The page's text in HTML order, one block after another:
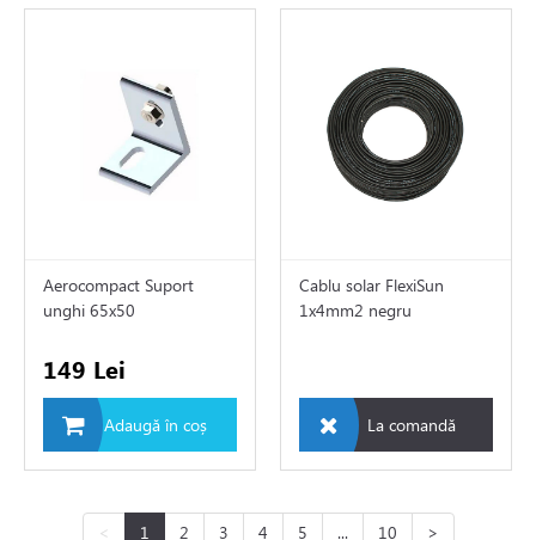
Aerocompact Suport
unghi 65x50
149 Lei
Adaugă în coș
Cablu solar FlexiSun
1x4mm2 negru
La comandă
< 1 2 3 4 5 ... 10 >